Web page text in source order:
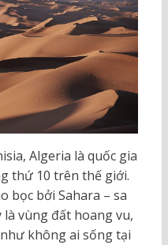
Algeria là quốc gia
thứ 10 trên thế giới.
bọc bởi Sahara – sa
vùng đất hoang vu,
không ai sống tại